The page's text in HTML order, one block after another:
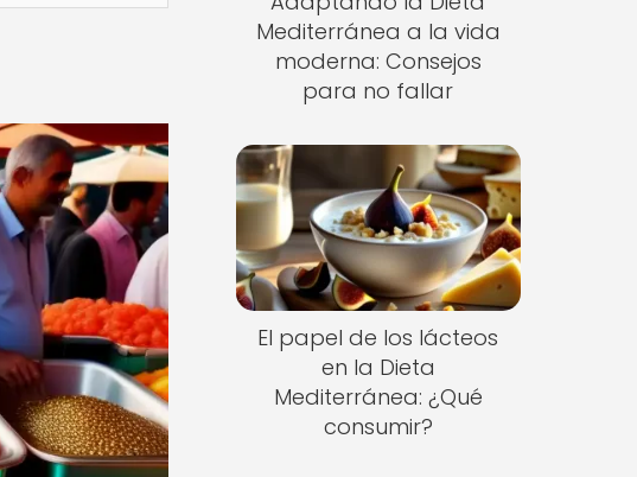
Mediterránea a la vida
moderna: Consejos
para no fallar
El papel de los lácteos
en la Dieta
Mediterránea: ¿Qué
consumir?